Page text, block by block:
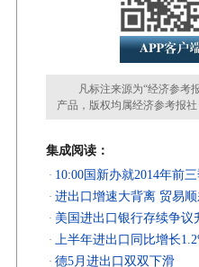
凡标注来源为“经济参考报
产品，版权均属经济参考报
集成阅读：
· 10:00国新办就2014年前
· 进出口增速大背离 贸易
· 美国进出口银行存续争议
· 上半年进出口同比增长
· 德5月进出口双双下滑